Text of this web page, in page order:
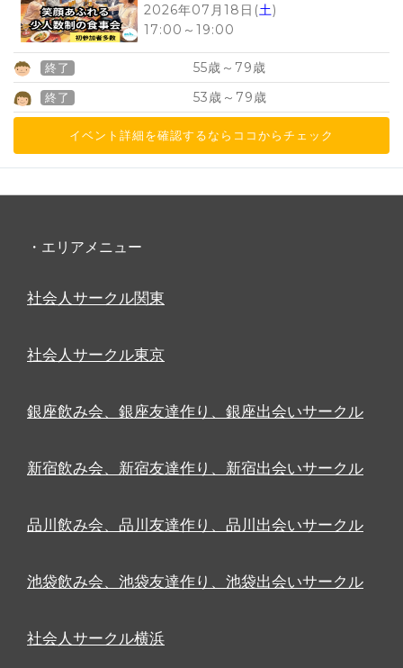
2026年07月18日(土)
17:00 ～ 19:00
終了 55歳～ 79歳
終了 53歳～ 79歳
イベント詳細を確認するならココからチェック
・エリアメニュー
社会人サークル関東
社会人サークル東京
銀座飲み会、銀座友達作り、銀座出会いサークル
新宿飲み会、新宿友達作り、新宿出会いサークル
品川飲み会、品川友達作り、品川出会いサークル
池袋飲み会、池袋友達作り、池袋出会いサークル
社会人サークル横浜